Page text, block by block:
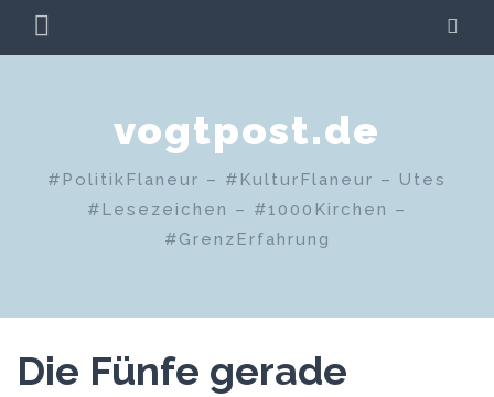
Zum
Inhalt MENÜ
vogtpost.de
#PolitikFlaneur – #KulturFlaneur – Utes
#Lesezeichen – #1000Kirchen –
#GrenzErfahrung
Die Fünfe gerade